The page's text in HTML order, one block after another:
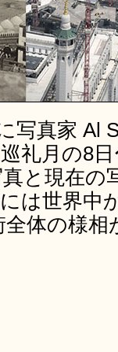
写真家 Al
礼月の8
と現在の
は世界中
体の様